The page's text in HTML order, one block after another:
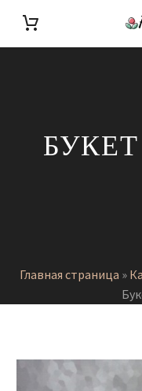
Главная страница »